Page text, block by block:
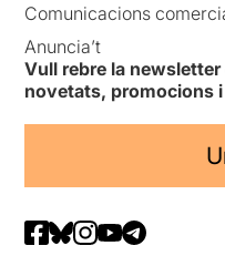
Comunicacions
Anuncia’t
Vull rebre la
novetats, promocions